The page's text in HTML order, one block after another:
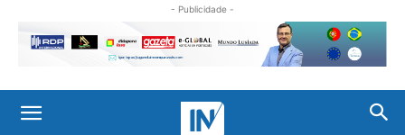
- Publicidade -